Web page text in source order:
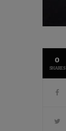
0
SHARES